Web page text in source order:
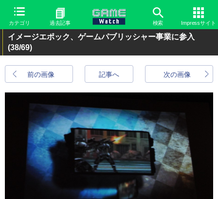
カテゴリ 過去記事 検索 Impressサイト
イメージエポック、ゲームパブリッシャー事業に参入
(38/69)
前の画像 次の画像
記事へ